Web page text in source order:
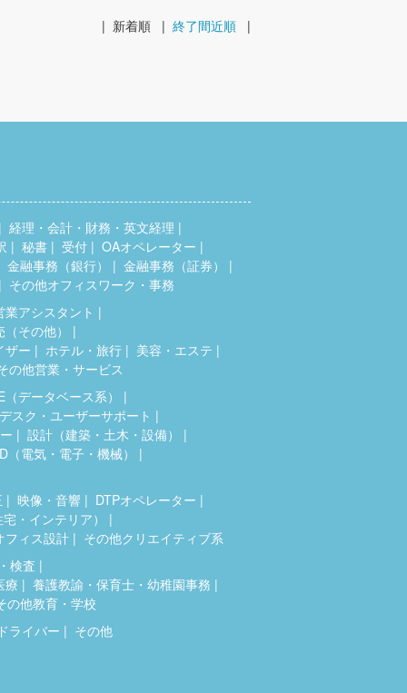
| 新着順 | 終了間近順 |
経理・会計・財務・英文経理
秘書 受付
OAオペレーター
金融事務（銀行）
金融事務（証券）
その他オフィスワーク・事務
業アシスタント
その他）
ザー
ホテル・旅行
美容・エステ
の他営業・サービス
（データベース系）
スク・ユーザーサポート
設計（建築・土木・設備）
（電気・電子・機械）
映像・音響
DTPオペレーター
・インテリア）
フィス設計
その他クリエイティブ系
検査
療
養護教諭・保育士・幼稚園事務
の他教育・学校
ライバー
その他